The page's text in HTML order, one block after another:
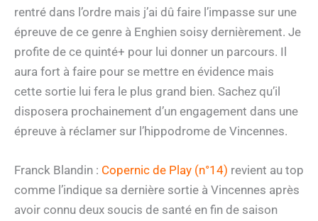
rentré dans l’ordre mais j’ai dû faire l’impasse sur une
épreuve de ce genre à Enghien soisy dernièrement. Je
profite de ce quinté+ pour lui donner un parcours. Il
aura fort à faire pour se mettre en évidence mais
cette sortie lui fera le plus grand bien. Sachez qu’il
disposera prochainement d’un engagement dans une
épreuve à réclamer sur l’hippodrome de Vincennes.
Franck Blandin : Copernic de Play (n°14) revient au top
comme l’indique sa dernière sortie à Vincennes après
avoir connu deux soucis de santé en fin de saison